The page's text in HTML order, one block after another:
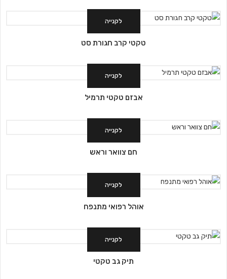
לקנייה
טקטי קרב חגורת סט
לקנייה
אבזם טקטי תרמיל
לקנייה
חם צוואר וראש
לקנייה
אוהל רפואי מתנפח
לקנייה
תיק גב טקטי